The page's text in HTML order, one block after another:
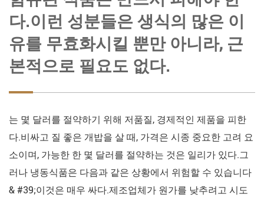
다.이런 성분들은 생식의 많은 이
유를 무효화시킬 뿐만 아니라, 근
본적으로 필요도 없다.
는 몇 달러를 절약하기 위해 저품질, 경제적인 제품을 피한
다.비싸고 질 좋은 개밥을 살 때, 가격은 시종 중요한 고려 요
소이며, 가능한 한 몇 달러를 절약하는 것은 일리가 있다.그
러나 냉동식품은 다음과 같은 상황에서 위험할 수 있습니다
& #39;이것은 매우 싸다.제조업체가 원가를 낮추려고 시도